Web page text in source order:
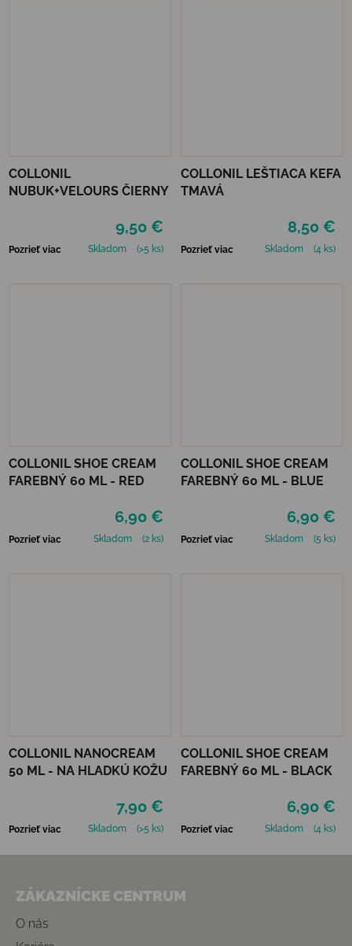
COLLONIL
NUBUK+VELOURS ČIERNY
9,50 €
Pozrieť viac Skladom (>5 ks)
COLLONIL LEŠTIACA KEFA
TMAVÁ
8,50 €
Pozrieť viac Skladom (4 ks)
COLLONIL SHOE CREAM
FAREBNÝ 60 ML - RED
6,90 €
Pozrieť viac Skladom (2 ks)
COLLONIL SHOE CREAM
FAREBNÝ 60 ML - BLUE
6,90 €
Pozrieť viac Skladom (5 ks)
COLLONIL NANOCREAM
50 ML - NA HLADKÚ KOŽU
7,90 €
Pozrieť viac Skladom (>5 ks)
COLLONIL SHOE CREAM
FAREBNÝ 60 ML - BLACK
6,90 €
Pozrieť viac Skladom (4 ks)
ZÁKAZNÍCKE CENTRUM
O nás